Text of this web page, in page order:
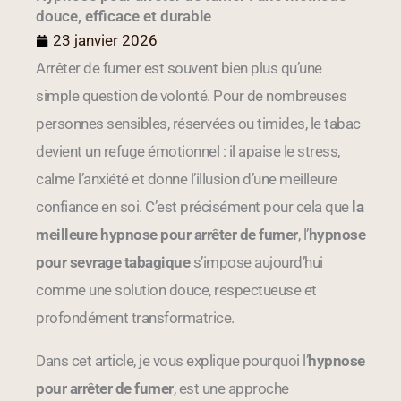
douce, efficace et durable
23 janvier 2026
Arrêter de fumer est souvent bien plus qu’une
simple question de volonté. Pour de nombreuses
personnes sensibles, réservées ou timides, le tabac
devient un refuge émotionnel : il apaise le stress,
calme l’anxiété et donne l’illusion d’une meilleure
confiance en soi. C’est précisément pour cela que la
meilleure hypnose pour arrêter de fumer, l’hypnose
pour sevrage tabagiques’impose aujourd’hui
comme une solution douce, respectueuse et
profondément transformatrice.
Dans cet article, je vous explique pourquoi l’hypnose
pour arrêter de fumer, est une approche